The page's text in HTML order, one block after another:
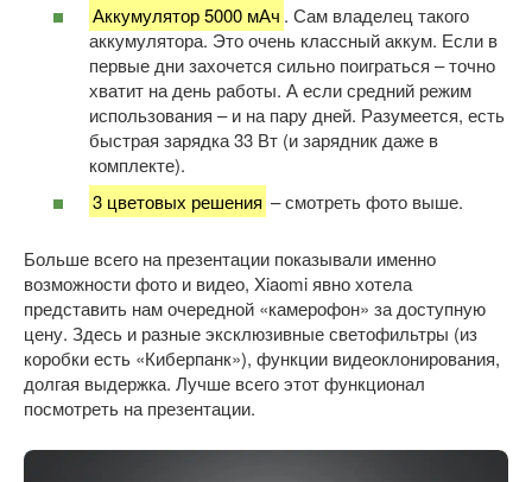
Аккумулятор 5000 мАч . Сам владелец такого
аккумулятора. Это очень классный аккум. Если в
первые дни захочется сильно поиграться – точно
хватит на день работы. А если средний режим
использования – и на пару дней. Разумеется, есть
быстрая зарядка 33 Вт (и зарядник даже в
комплекте).
3 цветовых решения – смотреть фото выше.
Больше всего на презентации показывали именно
возможности фото и видео, Xiaomi явно хотела
представить нам очередной «камерофон» за доступную
цену. Здесь и разные эксклюзивные светофильтры (из
коробки есть «Киберпанк»), функции видеоклонирования,
долгая выдержка. Лучше всего этот функционал
посмотреть на презентации.